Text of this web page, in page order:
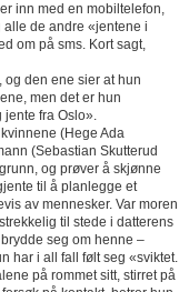
inn med en mobiltelefon,
alle de andre «jentene i
om på sms. Kort sagt,
og den ene sier at hun
men det er hun
jente fra Oslo».
(Hege Ada
(Sebastian Skutterud
og prøver å skjønne
til å planlegge et
av mennesker. Var moren
til stede i datterens
seg om henne –
har i all fall følt seg «sviktet.
på rommet sitt, stirret på